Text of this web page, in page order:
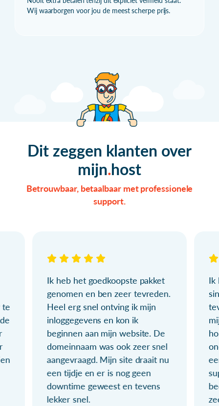
Wij waarborgen voor jou de meest scherpe prijs.
Dit zeggen klanten over
mijn host
Betrouwbaar, betaalbaar met professionele
support.
te
Ik heb het goedkoopste pakket
genomen en ben zeer tevreden.
Heel erg snel ontving ik mijn
inloggegevens en kon ik
beginnen aan mijn website. De
domeinnaam was ook zeer snel
aangevraagd. Mijn site draait nu
een tijdje en er is nog geen
downtime geweest en tevens
lekker snel.
Ik